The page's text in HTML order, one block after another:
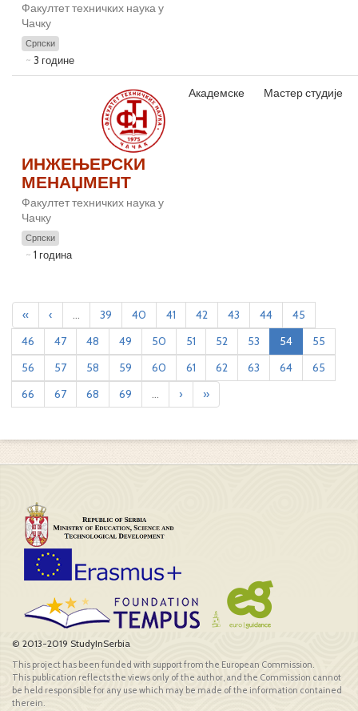
Факултет техничких наука у
Чачку
Српски
3 године
ИНЖЕЊЕРСКИ
МЕНАЏМЕНТ
Факултет техничких наука у
Чачку
Српски
1 година
Академске Мастер студије
« ‹ ... 39 40 41 42 43 44
45
46
47 48 49 50 51 52 53 54
55
56
57 58 59 60 61 62 63 64
65
66
67 68 69 ... › »
© 2013-2019 StudyInSerbia
This project has been funded with support from the European Commission.
This publication reflects the views only of the author, and the Commission cannot
be held responsible for any use which may be made of the information contained
therein.